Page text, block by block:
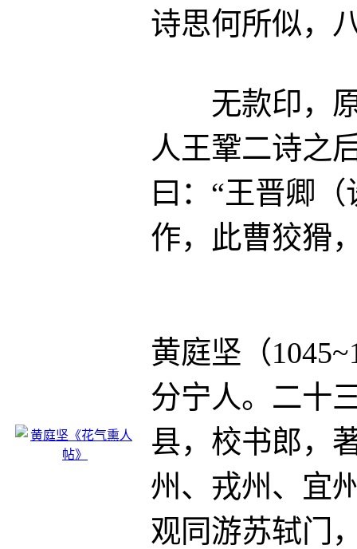
诗思何所似，
无款印，原
人王鞏二诗之
曰：“王晋卿
作，此曹狡猾
黄庭坚（
分宁人。二十
县，校书郎，
州、戎州、宜
观同游苏轼门